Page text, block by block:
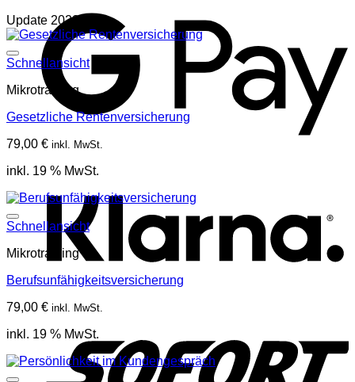
Update 2022
Schnellansicht
Mikrotraining
Gesetzliche Rentenversicherung
79,00 € inkl. MwSt.
inkl. 19 % MwSt.
Schnellansicht
Mikrotraining
Berufsunfähigkeitsversicherung
79,00 € inkl. MwSt.
inkl. 19 % MwSt.